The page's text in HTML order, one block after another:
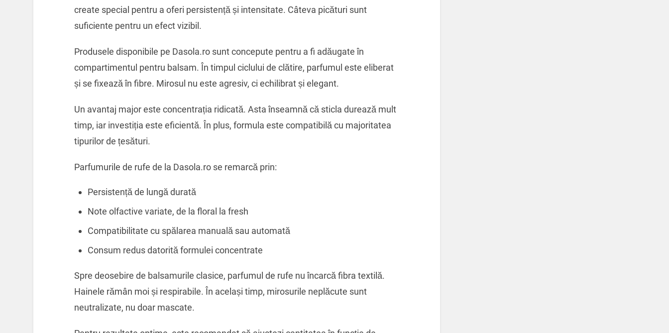
create special pentru a oferi persistență și intensitate. Câteva picături sunt
suficiente pentru un efect vizibil.
Produsele disponibile pe Dasola.ro sunt concepute pentru a fi adăugate în
compartimentul pentru balsam. În timpul ciclului de clătire, parfumul este eliberat
și se fixează în fibre. Mirosul nu este agresiv, ci echilibrat și elegant.
Un avantaj major este concentrația ridicată. Asta înseamnă că sticla durează mult
timp, iar investiția este eficientă. În plus, formula este compatibilă cu majoritatea
tipurilor de țesături.
Parfumurile de rufe de la Dasola.ro se remarcă prin:
Persistență de lungă durată
Note olfactive variate, de la floral la fresh
Compatibilitate cu spălarea manuală sau automată
Consum redus datorită formulei concentrate
Spre deosebire de balsamurile clasice, parfumul de rufe nu încarcă fibra textilă.
Hainele rămân moi și respirabile. În același timp, mirosurile neplăcute sunt
neutralizate, nu doar mascate.